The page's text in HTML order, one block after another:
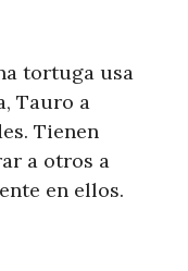
tortuga usa
Tauro a
Tienen
a otros a
en ellos.